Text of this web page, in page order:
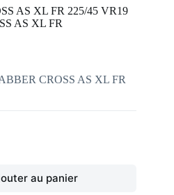
AS XL FR 225/45 VR19
AS XL FR
CROSS AS XL FR
au panier